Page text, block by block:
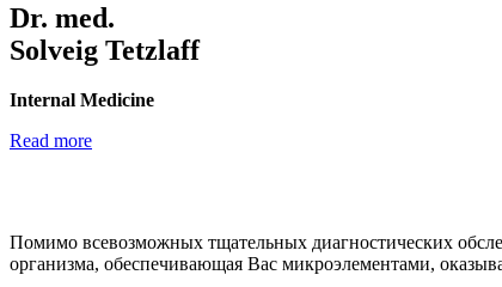
Dr. med.
Solveig Tetzlaff
Internal Medicine
Read more
Помимо всевозможных тщательных диагностических
организма, обеспечивающая Вас микроэлементами,